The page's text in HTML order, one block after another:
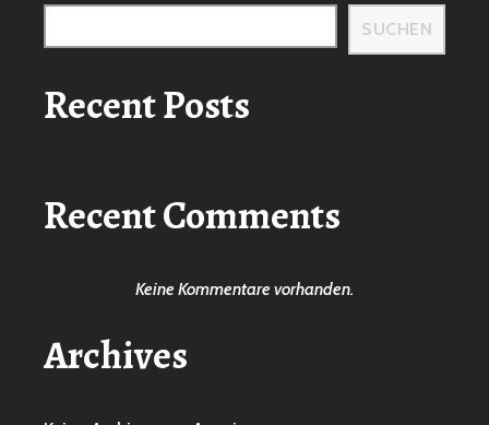
SUCHEN
Recent Posts
Recent Comments
Keine Kommentare vorhanden.
Archives